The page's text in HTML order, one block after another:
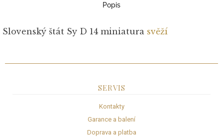
Popis
Slovenský štát Sy D 14 miniatura svěží
SERVIS
Kontakty
Garance a balení
Doprava a platba